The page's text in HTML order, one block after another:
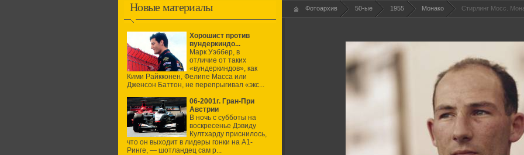
Новые материалы
Хорошист против
вундеркиндо...
Марк Уэббер, в
отличие от таких
«вундеркиндов», как
Кими Райкконен, Фелипе Масса или
Дженсон Баттон, не перепрыгивал «экс...
06-2001г. Гран-При
Австрии
В ночь с субботы на
воскресенье Дэвиду
Култхарду приснилось,
что он выходит в лидеры гонки на А1-
Ринге, — шотландец сам р...
Фотоархив 50-ые 1955 Монако Стирлинг Мосс.